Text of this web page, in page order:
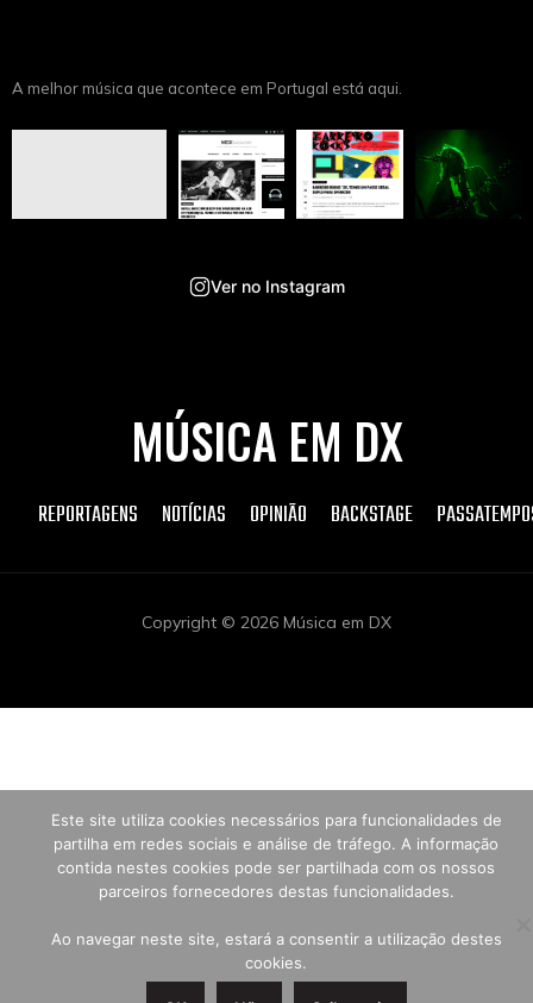
A melhor música que acontece em Portugal está aqui.
Ver no Instagram
MÚSICA EM DX
REPORTAGENS NOTÍCIAS OPINIÃO BACKSTAGE
Copyright © 2026 Música em DX
Este site utiliza cookies necessários para funcionalidades de
partilha em redes sociais e análise de tráfego. A informação
contida nestes cookies pode ser partilhada com os nossos
parceiros fornecedores destas funcionalidades.
Ao navegar neste site, estará a consentir a utilização destes
cookies.